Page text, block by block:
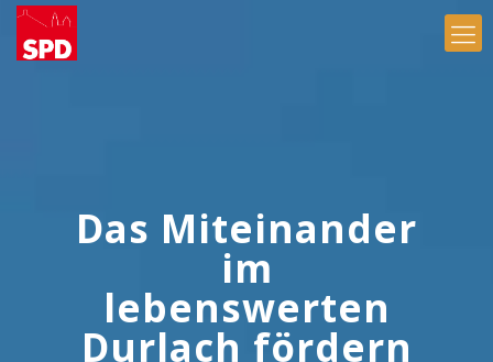
Das Miteinander
im
lebenswerten
Durlach fördern